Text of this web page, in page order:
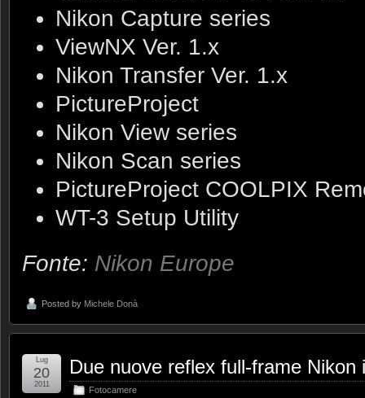
Nikon Capture series
ViewNX Ver. 1.x
Nikon Transfer Ver. 1.x
PictureProject
Nikon View series
Nikon Scan series
PictureProject COOLPIX
WT-3 Setup Utility
Fonte: Nikon Europe
Posted by Michele Donà
Due nuove reflex full-frame Nikon
Fotocamere
Lug
20
2011